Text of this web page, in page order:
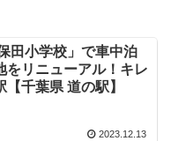
田小学校」で車中泊
をリニューアル！キレ
【千葉県 道の駅】
2023.12.13